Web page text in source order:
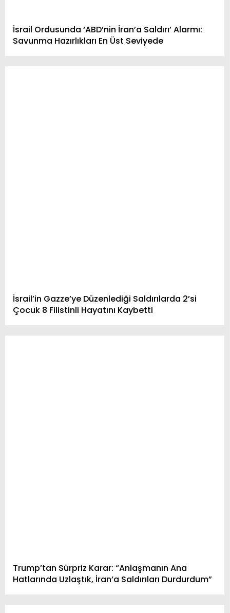
İsrail Ordusunda ‘ABD’nin İran’a Saldırı’ Alarmı:
Savunma Hazırlıkları En Üst Seviyede
İsrail’in Gazze’ye Düzenlediği Saldırılarda 2’si
Çocuk 8 Filistinli Hayatını Kaybetti
Trump’tan Sürpriz Karar: “Anlaşmanın Ana
Hatlarında Uzlaştık, İran’a Saldırıları Durdurdum”